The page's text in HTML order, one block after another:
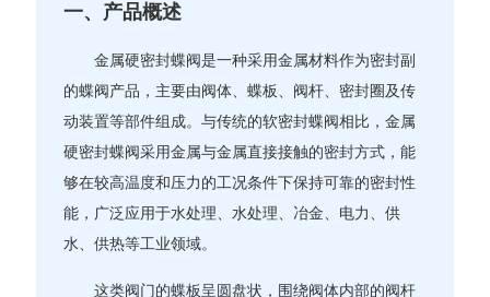
一、产品概述
金属硬密封蝶阀是一种采用金属材料作为密封副
的蝶阀产品，主要由阀体、蝶板、阀杆、密封圈及传
动装置等部件组成。与传统的软密封蝶阀相比，金属
硬密封蝶阀采用金属与金属直接接触的密封方式，能
够在较高温度和压力的工况条件下保持可靠的密封性
能，广泛应用于水处理、水处理、冶金、电力、供
水、供热等工业领域。
这类阀门的蝶板呈圆盘状，围绕阀体内部的阀杆